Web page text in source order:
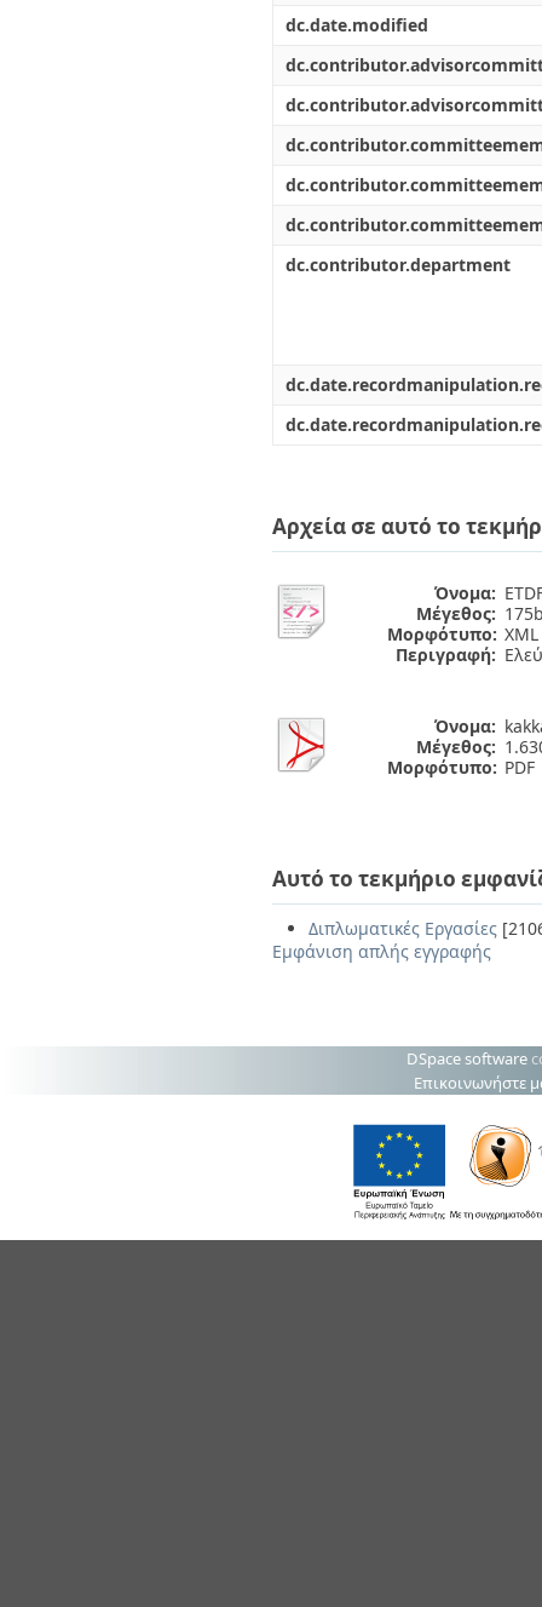
dc.date.modified
dc.contributor.department
Αρχεία σε αυτό το
Όνομα:
Μέγεθος:
Μορφότυπο: XML
Περιγραφή:
Όνομα:
Μέγεθος:
Μορφότυπο: PDF
Αυτό το τεκμήριο
Διπλωματικές Εργασίες
Εμφάνιση απλής εγγραφής
DSpace software
Επικοινωνήστε